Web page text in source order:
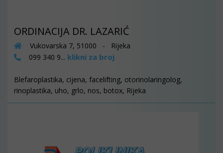
ORDINACIJA DR. LAZARIĆ
Vukovarska 7, 51000 - Rijeka
099 340 9... klikni za broj
Blefaroplastika, cijena, facelifting, otorinolaringolog,
rinoplastika, uho, grlo, nos, botox, Rijeka